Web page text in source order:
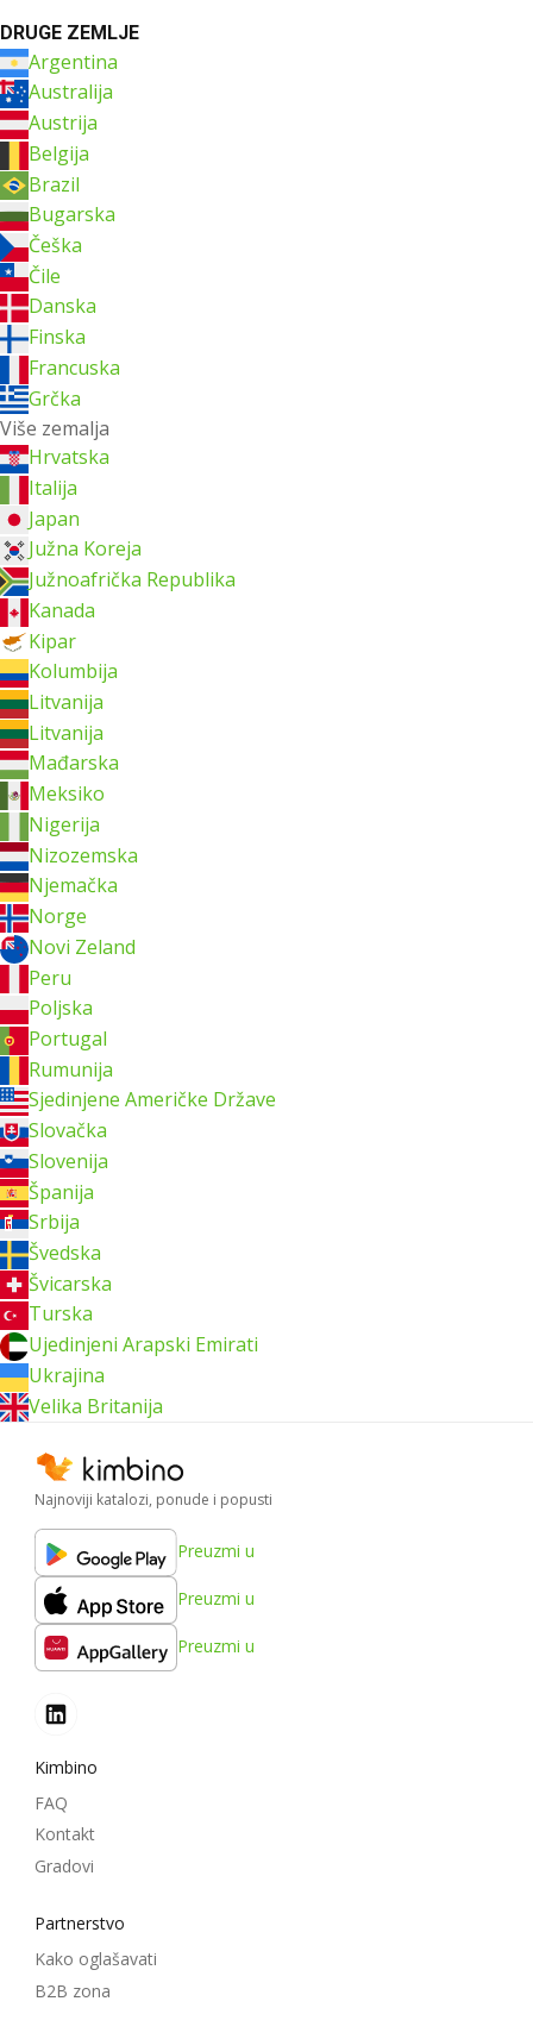
DRUGE ZEMLJE
Argentina
Australija
Austrija
Belgija
Brazil
Bugarska
Češka
Čile
Danska
Finska
Francuska
Grčka
Više zemalja
Hrvatska
Italija
Japan
Južna Koreja
Južnoafrička Republika
Kanada
Kipar
Kolumbija
Litvanija
Litvanija
Mađarska
Meksiko
Nigerija
Nizozemska
Njemačka
Norge
Novi Zeland
Peru
Poljska
Portugal
Rumunija
Sjedinjene Američke Države
Slovačka
Slovenija
Španija
Srbija
Švedska
Švicarska
Turska
Ujedinjeni Arapski Emirati
Ukrajina
Velika Britanija
Najnoviji katalozi, ponude i popusti
Preuzmi u
Preuzmi u
Preuzmi u
Kimbino
FAQ
Kontakt
Gradovi
Partnerstvo
Kako oglašavati
B2B zona